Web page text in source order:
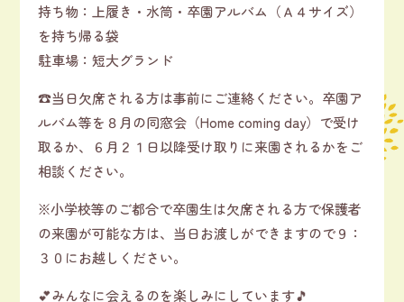
持ち物：上履き・水筒・卒園アルバム（Ａ４サイズ）
を持ち帰る袋
駐車場：短大グランド
☎当日欠席される方は事前にご連絡ください。卒園ア
ルバム等を８月の同窓会（Home coming day）で受け
取るか、６月２１日以降受け取りに来園されるかをご
相談ください。
※小学校等のご都合で卒園生は欠席される方で保護者
の来園が可能な方は、当日お渡しができますので９：
３０にお越しください。
💕みんなに会えるのを楽しみにしています🎵